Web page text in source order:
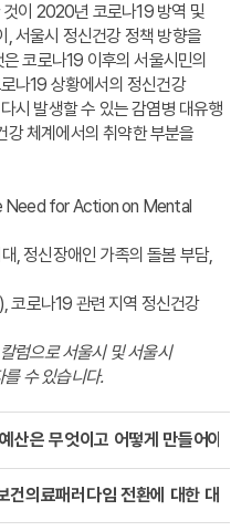
이 2020년 코로나19 방역 및
서울시 정신건강 정책 방향을
코로나19 이후의 서울시민의
나19 상황에서의 정신건강
시 발생할 수 있는 감염병 대유행
강 체계에서의 취약한 부분을
Need for Action on Mental
, 정신장애인 가족의 돌봄 부담,
코로나19 관련 지역 정신건강
럼으로 서울시 및 서울시
수 있습니다.
산은 무엇이고 어떻게 만들어야
건의료패러다임 전환에 대한 대응